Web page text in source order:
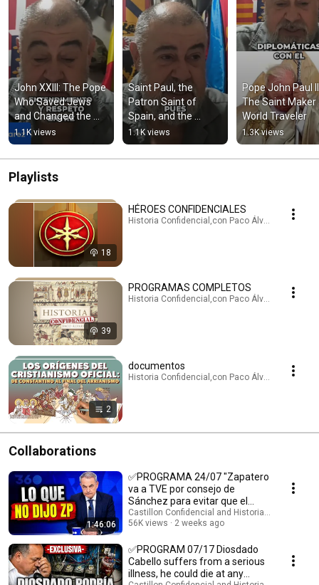
John XXIII: The Pope
Who Saved Jews
and Changed the
Church
1.1K views
Saint Paul, the
Patron Saint of
Spain, and the
Christian Faith
1.1K views
Pope John Paul
The Saint Maker
World Traveler
1.3K views
Playlists
18
HÉROES CONFIDENCIALES
Historia Confidencial,con Paco Álvarez el
39
PROGRAMAS COMPLETOS
Historia Confidencial,con Paco Álvarez el
2
documentos
Historia Confidencial,con Paco Álvarez el
Collaborations
1:46:06
✅PROGRAMA 24/07 "Zapatero
va a TVE por consejo de
Sánchez para evitar que el
incendio le queme a él"
Castillon Confidencial and Historia
56K views
2 weeks ago
✅PROGRAM 07/17 Diosdado
Cabello suffers from a serious
illness, he could die at any